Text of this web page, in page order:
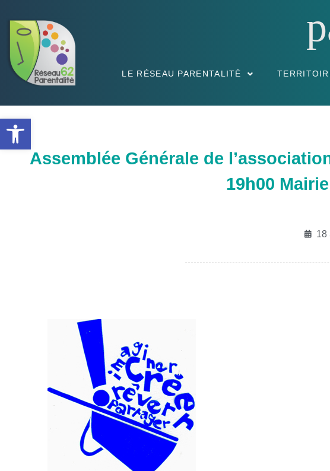
Ouvrir la barre d’outils
LE RÉSEAU PARENTALITÉ
Assemblée Générale de
19h00
18